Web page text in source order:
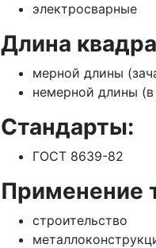
электросварные
Длина
мерной длины
немерной длины
Стандарты:
ГОСТ 8639-82
Применение
строительство